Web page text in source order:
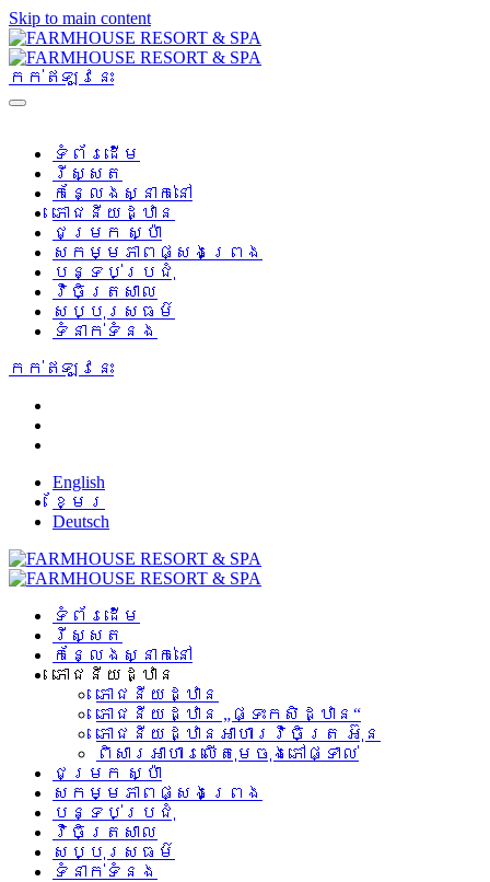
Skip to main content
កក់ឥឡូវនេះ
ទំព័រដើម
រីស្សត
កន្លែងស្នាក់នៅ
ភោជនីយដ្ឋាន
ជម្រក ស្ប៉ា
សកម្មភាពផ្សងព្រេង
បន្ទប់ប្រជុំ
វិចិត្រសាល
សប្បុរសធម៌
ទំនាក់ទំនង
កក់ឥឡូវនេះ
English
ខ្មែរ
Deutsch
ទំព័រដើម
រីស្សត
កន្លែងស្នាក់នៅ
ភោជនីយដ្ឋាន
ភោជនីយដ្ឋាន
ភោជនីយដ្ឋាន „ផ្ទះកសិដ្ឋាន“
ភោជនីយដ្ឋានអាហារវិចិត្រ អ៊ុន
ពិសារអាហារលើតុមេចុងភៅផ្ទាល់
ជម្រក ស្ប៉ា
សកម្មភាពផ្សងព្រេង
បន្ទប់ប្រជុំ
វិចិត្រសាល
សប្បុរសធម៌
ទំនាក់ទំនង